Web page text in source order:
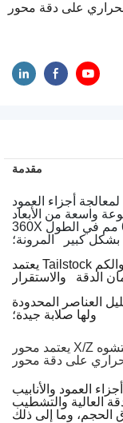
مقدمة
أجزاء العمود
360X في القطر و650 مم في الطول)، مما يحسن المعالجة
بشكل كبير
المرونة؛
يعتمد Tailstock هيكل المغزل الصغير للمقعد المتكامل والكم
الدقة
العناصر المحدودة
ولها صلابة جيدة؛
يعتمد محور X/Z هيكل الشد المسبق، مما يقلل من تأثير التشوه
العمود والأنابيب
العالية والتشطيب